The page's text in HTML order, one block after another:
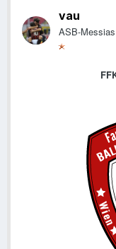
vau
ASB-Messias